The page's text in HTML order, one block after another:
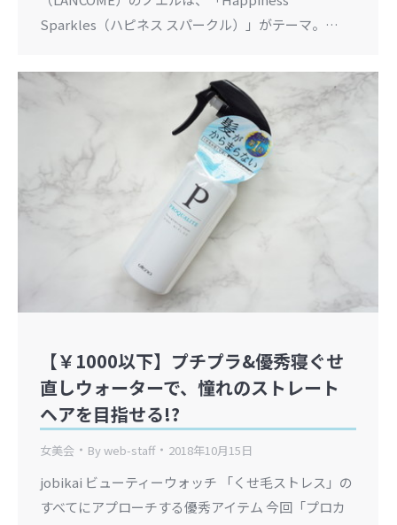
Sparkles（ハピネス スパークル）」がテーマ。…
【￥1000以下】プチプラ&優秀寝ぐせ
直しウォーターで、憧れのストレート
ヘアを目指せる!?
女美会 Byweb-staff 2018年10月15日
jobikai ビューティーウォッチ 「くせ毛ストレス」の
すべてにアプローチする優秀アイテム 今回「プロカ